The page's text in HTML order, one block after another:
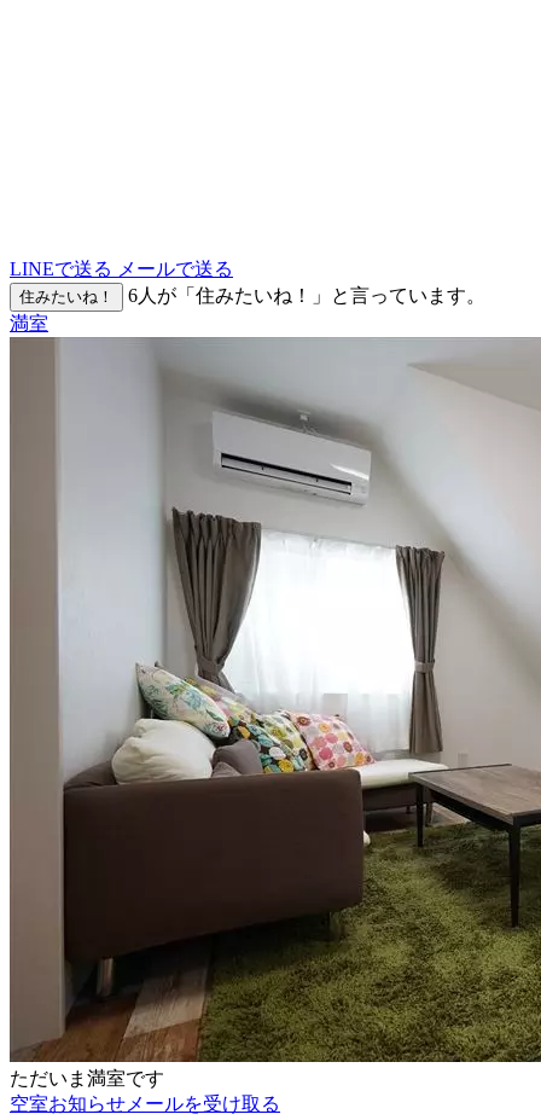
LINEで送る メールで送る
住みたいね！ 6人が「住みたいね！」と言っています。
満室
ただいま満室です
空室お知らせメールを受け取る